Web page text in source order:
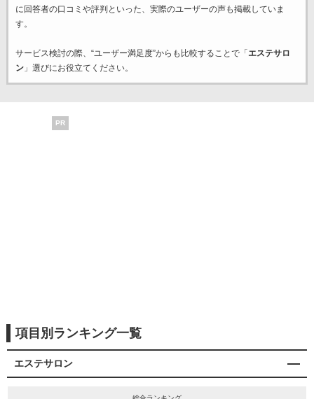
に回答者の口コミや評判といった、実際のユーザーの声も掲載していま
す。
サービス検討の際、“ユーザー満足度”からも比較することで「 エステサロ
ン」選びにお役立てください。
PR
項目別ランキング一覧
エステサロン